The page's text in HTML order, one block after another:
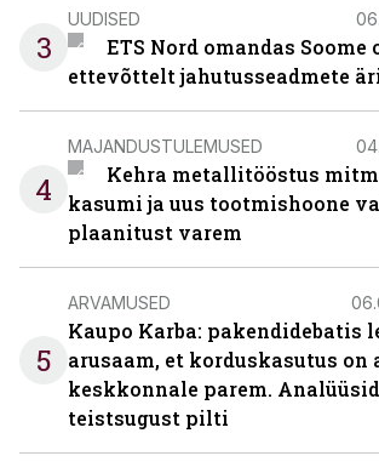
3
UUDISED
ETS Nord omandas Soome
ettevõttelt jahutusseadmete
4
MAJANDUSTULEMUSED
Kehra metallitööstus
kasumi ja uus tootmishoone
plaanitust varem
5
ARVAMUSED
Kaupo Karba: pakendidebatis
arusaam, et korduskasutus on
keskkonnale parem.
teistsugust pilti